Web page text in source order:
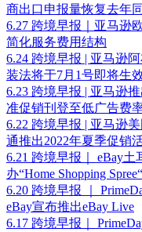
商出口申报量恢复去年
6.27 跨境早报｜亚马逊
简化服务费用结构
6.24 跨境早报 | 亚马逊
装法将于7月1号即将生
6.23 跨境早报 | 亚马逊
准促销刊登至低广告费
6.22 跨境早报 | 亚马逊
通推出2022年夏季促销
6.21 跨境早报｜ eBay
办“Home Shopping
6.20 跨境早报 ｜
eBay宣布推出eBay Live
6.17 跨境早报｜